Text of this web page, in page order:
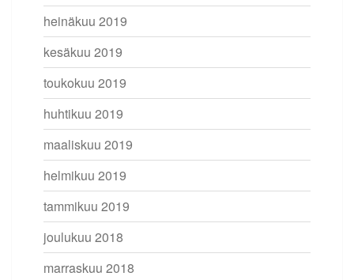
heinäkuu 2019
kesäkuu 2019
toukokuu 2019
huhtikuu 2019
maaliskuu 2019
helmikuu 2019
tammikuu 2019
joulukuu 2018
marraskuu 2018